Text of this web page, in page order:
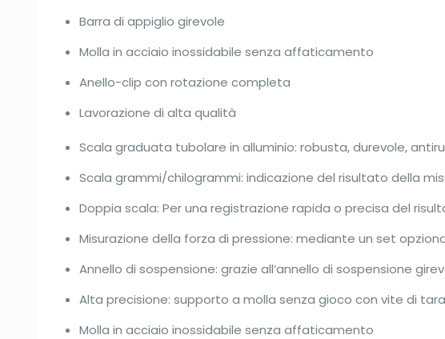
Barra di appiglio girevole
Molla in acciaio inossidabile senza affaticamento
Anello-clip con rotazione completa
Lavorazione di alta qualità
Scala graduata tubolare in alluminio: robusta, durevole,
Scala grammi/chilogrammi: indicazione del risultato della
Doppia scala: Per una registrazione rapida o precisa del
Misurazione della forza di pressione: mediante un set
Annello di sospensione: grazie all’annello di sospensione
Alta precisione: supporto a molla senza gioco con vite di
Molla in acciaio inossidabile senza affaticamento